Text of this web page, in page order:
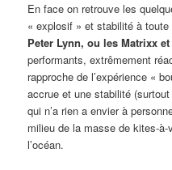
En face on retrouve les
« explosif » et stabilité à
Peter Lynn, ou les Matrixx
performants, extrêmement
rapproche de l’expérience «
accrue et une stabilité
qui n’a rien a envier à
milieu de la masse de kites-
l’océan.